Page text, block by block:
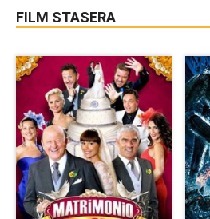
FILM STASERA